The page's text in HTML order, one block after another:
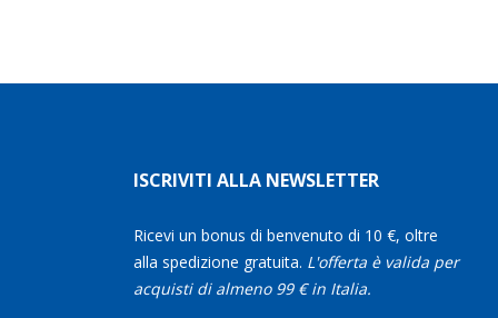
ISCRIVITI ALLA NEWSLETTER
Ricevi un bonus di benvenuto di 10 €, oltre
alla spedizione gratuita. L'offerta è valida per
acquisti di almeno 99 € in Italia.